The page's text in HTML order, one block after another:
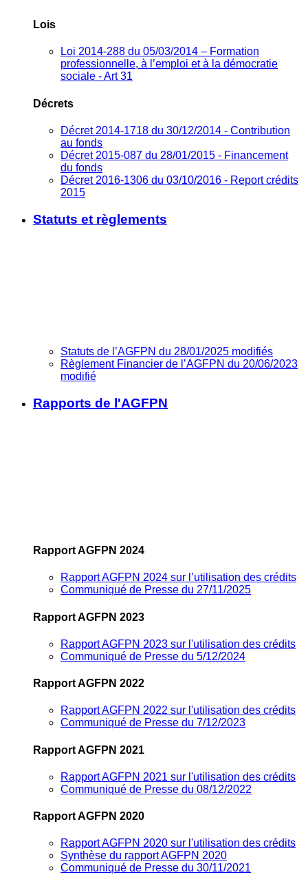
Lois
Loi 2014-288 du 05/03/2014 – Formation
professionnelle, à l’emploi et à la démocratie
sociale - Art 31
Décrets
Décret 2014-1718 du 30/12/2014 - Contribution
au fonds
Décret 2015-087 du 28/01/2015 - Financement
du fonds
Décret 2016-1306 du 03/10/2016 - Report crédits
2015
Statuts et règlements
Statuts de l’AGFPN du 28/01/2025 modifiés
Règlement Financier de l’AGFPN du 20/06/2023
modifié
Rapports de l'AGFPN
Rapport AGFPN 2024
Rapport AGFPN 2024 sur l’utilisation des crédits
Communiqué de Presse du 27/11/2025
Rapport AGFPN 2023
Rapport AGFPN 2023 sur l'utilisation des crédits
Communiqué de Presse du 5/12/2024
Rapport AGFPN 2022
Rapport AGFPN 2022 sur l'utilisation des crédits
Communiqué de Presse du 7/12/2023
Rapport AGFPN 2021
Rapport AGFPN 2021 sur l'utilisation des crédits
Communiqué de Presse du 08/12/2022
Rapport AGFPN 2020
Rapport AGFPN 2020 sur l'utilisation des crédits
Synthèse du rapport AGFPN 2020
Communiqué de Presse du 30/11/2021